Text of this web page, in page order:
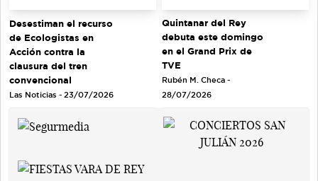
Desestiman el recurso
de Ecologistas en
Acción contra la
clausura del tren
convencional
Las Noticias - 23/07/2026
Quintanar del Rey
debuta este domingo
en el Grand Prix de
TVE
Rubén M. Checa -
28/07/2026